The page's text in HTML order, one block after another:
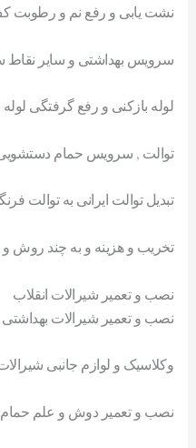
نشت یابی و رفع نم و رطوبت
سرویس بهداشتی و سایر نقاط
لوله بازکنی و رفع گرفتگی
توالت , سرویس حمام
تبدیل توالت ایرانی به توالت
تخریب و هزینه و به چند روش
نصب و تعمیر شیرالات انقلاب
نصب و تعمیر شیرالات
وکلاسیک و لوازم جانبی
نصب و تعمیر دوش و علم